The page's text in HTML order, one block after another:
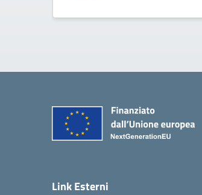
Link Esterni